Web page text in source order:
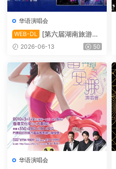
华语演唱会
WEB-DL
[第六届湖南旅游发
展大会·青春湘潭演唱会][108
HBO][TS/20.33 GiB]
2026-06-13 50
华语演唱会